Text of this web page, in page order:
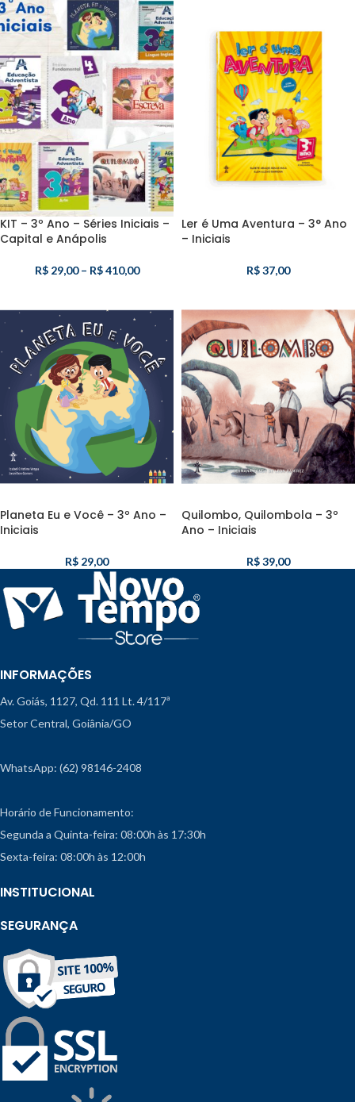
KIT – 3º Ano – Séries Iniciais –
Capital e Anápolis
R$29,00 – R$410,00
Ler é Uma Aventura – 3° Ano
– Iniciais
R$37,00
Planeta Eu e Você – 3º Ano –
Iniciais
R$ 29,00
Quilombo, Quilombola – 3º
Ano – Iniciais
R$39,00
INFORMAÇÕES
Av. Goiás, 1127, Qd. 111 Lt. 4/117ª
Setor Central, Goiânia/GO
WhatsApp: (62) 98146-2408
Horário de Funcionamento:
Segunda a Quinta-feira: 08:00h às 17:30h
Sexta-feira: 08:00h às 12:00h
INSTITUCIONAL
SEGURANÇA